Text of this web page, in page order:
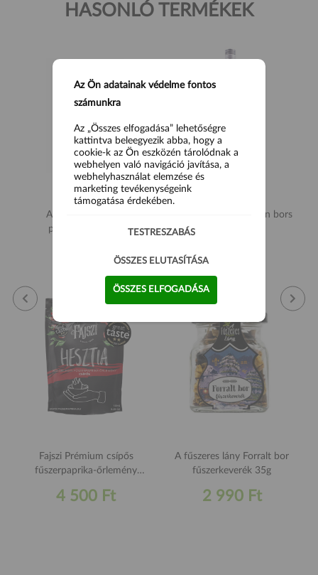
HASONLÓ TERMÉKEK
Angiolina Szárított
paradicsom 200g
3 590 Ft
Fajszi Prémium csípős
fűszerpaprika-őrlemény
4 500 Ft
Regional Co. Rózsaszín bors
1 990 Ft
A fűszeres lány Forralt bor
fűszerkeverék 35g
2 990 Ft
Az Ön adatainak védelme fontos
számunkra
Az „Összes elfogadása” lehetőségre
kattintva beleegyezik abba, hogy a
cookie-k az Ön eszközén tárolódnak a
webhelyen való navigáció javítása, a
webhelyhasználat elemzése és
marketing tevékenységeink
támogatása érdekében.
TESTRESZABÁS
ÖSSZES ELUTASÍTÁSA
ÖSSZES ELFOGADÁSA